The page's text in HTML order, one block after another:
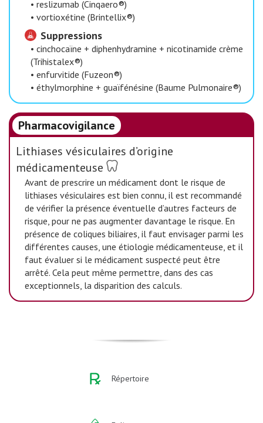
• reslizumab (Cinqaero®)
• vortioxétine (Brintellix®)
Suppressions
• cinchocaïne + diphenhydramine + nicotinamide crème
(Trihistalex®)
• enfurvitide (Fuzeon®)
• éthylmorphine + guaïfénésine (Baume Pulmonaire®)
Pharmacovigilance
Lithiases vésiculaires d’origine
médicamenteuse
Avant de prescrire un médicament dont le risque de
lithiases vésiculaires est bien connu, il est recommandé
de vérifier la présence éventuelle d’autres facteurs de
risque, pour ne pas augmenter davantage le risque. En
présence de coliques biliaires, il faut envisager parmi les
différentes causes, une étiologie médicamenteuse, et il
faut évaluer si le médicament suspecté peut être
arrêté. Cela peut même permettre, dans des cas
exceptionnels, la disparition des calculs.
Répertoire